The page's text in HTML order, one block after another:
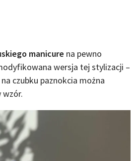
manicure na pewno
wersja tej stylizacji –
czubku paznokcia można
wzór.